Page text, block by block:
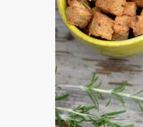
d
e
d
e